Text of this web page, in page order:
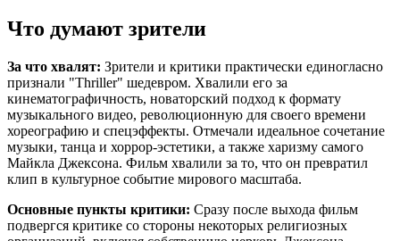
Что думают зрители
За что хвалят: Зрители и критики практически единогласно
признали "Thriller" шедевром. Хвалили его за
кинематографичность, новаторский подход к формату
музыкального видео, революционную для своего времени
хореографию и спецэффекты. Отмечали идеальное сочетание
музыки, танца и хоррор-эстетики, а также харизму самого
Майкла Джексона. Фильм хвалили за то, что он превратил
клип в культурное событие мирового масштаба.
Основные пункты критики: Сразу после выхода фильм
подвергся критике со стороны некоторых религиозных